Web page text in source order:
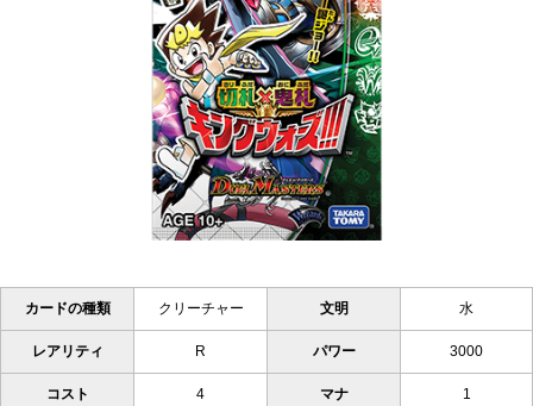
カードの種類 クリーチャー 文明 水
レアリティ R パワー 3000
コスト 4 マナ 1